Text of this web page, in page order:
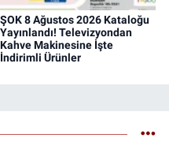
ŞOK 8 Ağustos 2026 Kataloğu
Yayınlandı! Televizyondan
Kahve Makinesine İşte
İndirimli Ürünler